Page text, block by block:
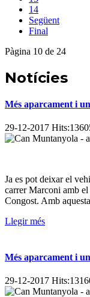
14
Següent
Final
Pàgina 10 de 24
Notícies
Més aparcament i
29-12-2017
Ja es pot deixar el
carrer Marconi amb
Congost. Amb
Llegir més
Més aparcament i
29-12-2017